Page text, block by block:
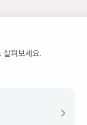
살펴보세요.